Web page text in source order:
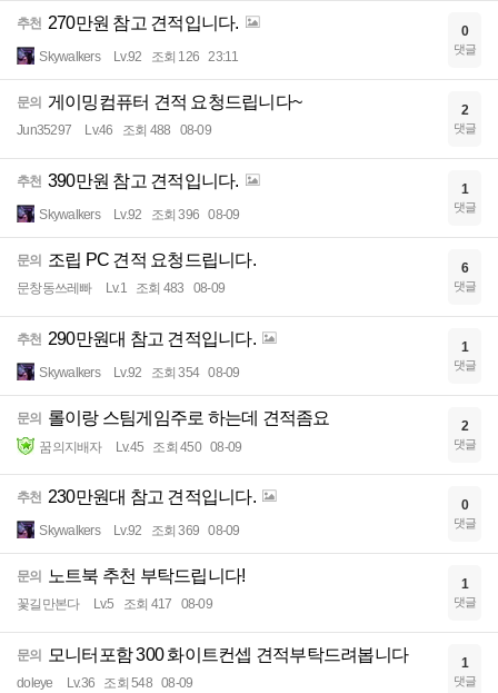
추천 270만원 참고 견적입니다.
Skywalkers Lv.92 조회 126 23:11
0
댓글
문의 게이밍컴퓨터 견적 요청드립니다~
Jun35297 Lv.46 조회 488 08-09
2
댓글
추천 390만원 참고 견적입니다.
Skywalkers Lv.92 조회 396 08-09
1
댓글
문의 조립 PC 견적 요청드립니다.
문창동쓰레빠 Lv.1 조회 483 08-09
6
댓글
추천 290만원대 참고 견적입니다.
Skywalkers Lv.92 조회 354 08-09
1
댓글
문의 롤이랑 스팀게임주로 하는데 견적좀요
꿈의지배자 Lv.45 조회 450 08-09
2
댓글
추천 230만원대 참고 견적입니다.
Skywalkers Lv.92 조회 369 08-09
0
댓글
문의 노트북 추천 부탁드립니다!
꽃길만본다 Lv.5 조회 417 08-09
1
댓글
문의 모니터포함 300 화이트컨셉 견적부탁드려봅니다
doleye Lv.36 조회 548 08-09
1
댓글